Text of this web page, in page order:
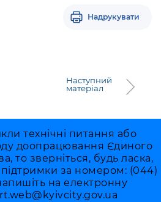
Надрукувати
Наступний
матеріал
технічні питання або
доопрацювання Єдиного
то зверніться, будь ласка,
підтримки за номером: (044)
на електронну